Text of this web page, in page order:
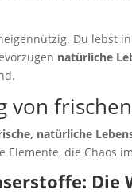
Du lebst
natürliche
von
natürliche
die Chaos
Die